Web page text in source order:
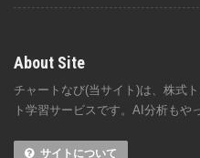
About Site
チャートなび(当サイト)は、株式
ト学習サービスです。AI分析もや
サイトについて